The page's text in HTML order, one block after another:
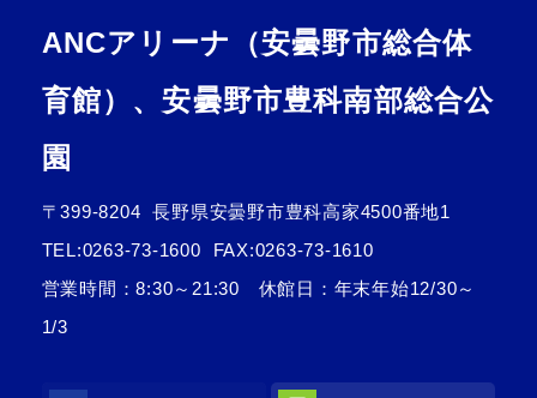
ANCアリーナ（安曇野市総合体
育館）、安曇野市豊科南部総合公
園
〒399-8204
長野県安曇野市豊科高家4500番地1
TEL:0263-73-1600
FAX:0263-73-1610
営業時間：8:30～21:30 休館日：年末年始12/30～
1/3